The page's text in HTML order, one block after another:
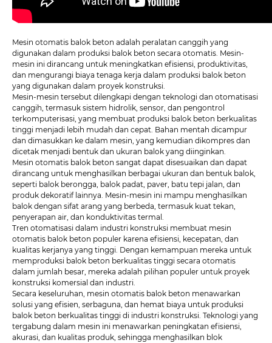
Mesin otomatis balok beton adalah peralatan canggih yang
digunakan dalam produksi balok beton secara otomatis. Mesin-
mesin ini dirancang untuk meningkatkan efisiensi, produktivitas,
dan mengurangi biaya tenaga kerja dalam produksi balok beton
yang digunakan dalam proyek konstruksi.
Mesin-mesin tersebut dilengkapi dengan teknologi dan otomatisasi
canggih, termasuk sistem hidrolik, sensor, dan pengontrol
terkomputerisasi, yang membuat produksi balok beton berkualitas
tinggi menjadi lebih mudah dan cepat. Bahan mentah dicampur
dan dimasukkan ke dalam mesin, yang kemudian dikompres dan
dicetak menjadi bentuk dan ukuran balok yang diinginkan.
Mesin otomatis balok beton sangat dapat disesuaikan dan dapat
dirancang untuk menghasilkan berbagai ukuran dan bentuk balok,
seperti balok berongga, balok padat, paver, batu tepi jalan, dan
produk dekoratif lainnya. Mesin-mesin ini mampu menghasilkan
balok dengan sifat arang yang berbeda, termasuk kuat tekan,
penyerapan air, dan konduktivitas termal.
Tren otomatisasi dalam industri konstruksi membuat mesin
otomatis balok beton populer karena efisiensi, kecepatan, dan
kualitas kerjanya yang tinggi. Dengan kemampuan mereka untuk
memproduksi balok beton berkualitas tinggi secara otomatis
dalam jumlah besar, mereka adalah pilihan populer untuk proyek
konstruksi komersial dan industri.
Secara keseluruhan, mesin otomatis balok beton menawarkan
solusi yang efisien, serbaguna, dan hemat biaya untuk produksi
balok beton berkualitas tinggi di industri konstruksi. Teknologi yang
tergabung dalam mesin ini menawarkan peningkatan efisiensi,
akurasi, dan kualitas produk, sehingga menghasilkan blok